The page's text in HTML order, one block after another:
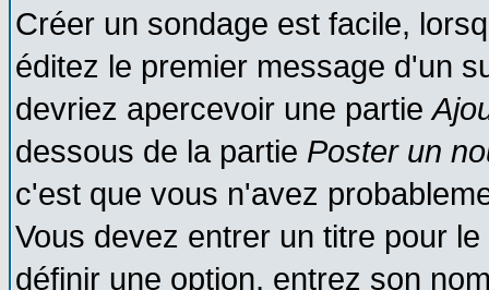
Créer un sondage est facile,
éditez le premier message d'un
devriez apercevoir une partie
dessous de la partie Poster un
c'est que vous n'avez
Vous devez entrer un titre pour
définir une option, entrez son